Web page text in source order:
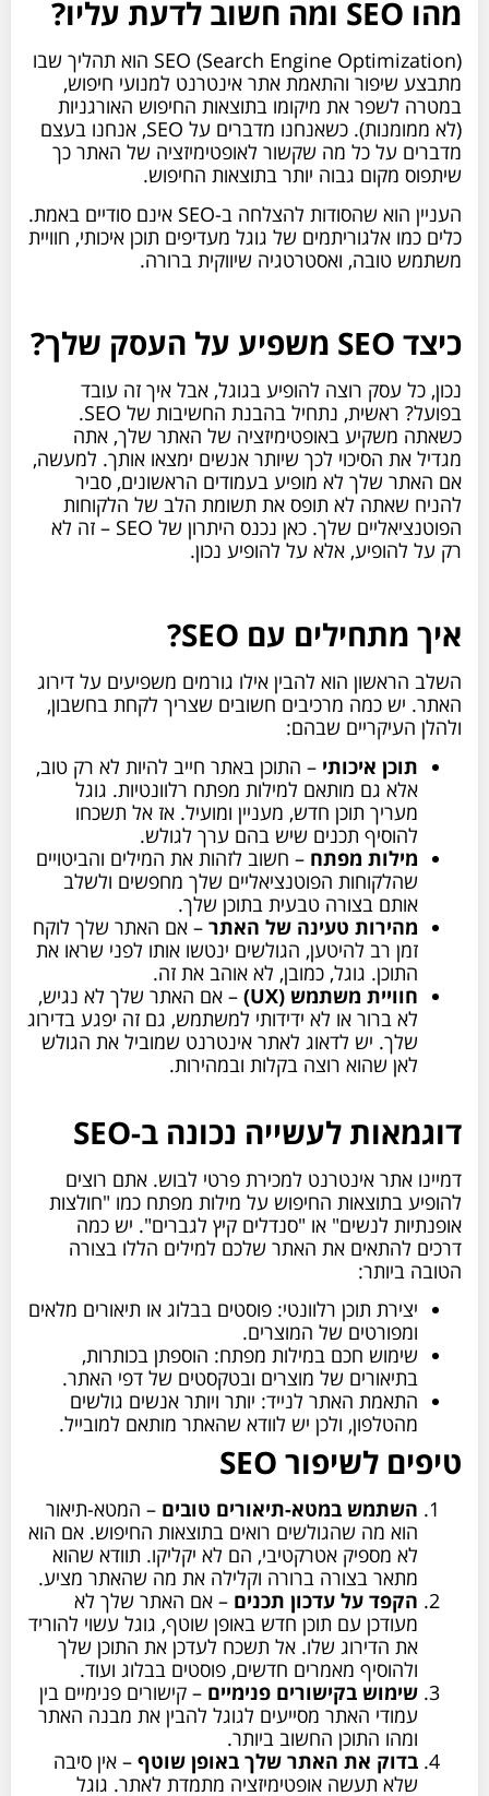
מהו SEO ומה חשוב לדעת עליו?
SEO (Search Engine Optimization) הוא תהליך שבו
מתבצע שיפור והתאמת אתר אינטרנט למנועי חיפוש,
במטרה לשפר את מיקומו בתוצאות החיפוש האורגניות
(לא ממומנות). כשאנחנו מדברים על SEO, אנחנו בעצם
מדברים על כל מה שקשור לאופטימיזציה של האתר כך
שיתפוס מקום גבוה יותר בתוצאות החיפוש.
העניין הוא שהסודות להצלחה ב-SEO אינם סודיים באמת.
כלים כמו אלגוריתמים של גוגל מעדיפים תוכן איכותי, חוויית
משתמש טובה, ואסטרטגיה שיווקית ברורה.
כיצד SEO משפיע על העסק שלך?
נכון, כל עסק רוצה להופיע בגוגל, אבל איך זה עובד
בפועל? ראשית, נתחיל בהבנת החשיבות של SEO.
כשאתה משקיע באופטימיזציה של האתר שלך, אתה
מגדיל את הסיכוי לכך שיותר אנשים ימצאו אותך. למעשה,
אם האתר שלך לא מופיע בעמודים הראשונים, סביר
להניח שאתה לא תופס את תשומת הלב של הלקוחות
הפוטנציאליים שלך. כאן נכנס היתרון של SEO – זה לא
רק על להופיע, אלא על להופיע נכון.
איך מתחילים עם SEO?
השלב הראשון הוא להבין אילו גורמים משפיעים על דירוג
האתר. יש כמה מרכיבים חשובים שצריך לקחת בחשבון,
ולהלן העיקריים שבהם:
תוכן איכותי– התוכן באתר חייב להיות לא רק טוב,
אלא גם מותאם למילות מפתח רלוונטיות. גוגל
מעריך תוכן חדש, מעניין ומועיל. אז אל תשכחו
להוסיף תכנים שיש בהם ערך לגולש.
מילות מפתח– חשוב לזהות את המילים והביטויים
שהלקוחות הפוטנציאליים שלך מחפשים ולשלב
אותם בצורה טבעית בתוכן שלך.
מהירות טעינה של האתר– אם האתר שלך לוקח
זמן רב להיטען, הגולשים ינטשו אותו לפני שראו את
התוכן. גוגל, כמובן, לא אוהב את זה.
חוויית משתמש (UX)
– אם האתר שלך לא נגיש,
לא ברור או לא ידידותי למשתמש, גם זה יפגע בדירוג
שלך. יש לדאוג לאתר אינטרנט שמוביל את הגולש
לאן שהוא רוצה בקלות ובמהירות.
דוגמאות לעשייה נכונה ב-SEO
דמיינו אתר אינטרנט למכירת פרטי לבוש. אתם רוצים
להופיע בתוצאות החיפוש על מילות מפתח כמו "חולצות
אופנתיות לנשים" או "סנדלים קיץ לגברים". יש כמה
דרכים להתאים את האתר שלכם למילים הללו בצורה
הטובה ביותר:
יצירת תוכן רלוונטי: פוסטים בבלוג או תיאורים מלאים
ומפורטים של המוצרים.
שימוש חכם במילות מפתח: הוספתן בכותרות,
בתיאורים של מוצרים ובטקסטים של דפי האתר.
התאמת האתר לנייד: יותר ויותר אנשים גולשים
מהטלפון, ולכן יש לוודא שהאתר מותאם למובייל.
טיפים לשיפור SEO
השתמש במטא-תיאורים טובים– המטא-תיאור
הוא מה שהגולשים רואים בתוצאות החיפוש. אם הוא
לא מספיק אטרקטיבי, הם לא יקליקו. תוודא שהוא
מתאר בצורה ברורה וקלילה את מה שהאתר מציע.
הקפד על עדכון תכנים– אם האתר שלך לא
מעודכן עם תוכן חדש באופן שוטף, גוגל עשוי להוריד
את הדירוג שלו. אל תשכח לעדכן את התוכן שלך
ולהוסיף מאמרים חדשים, פוסטים בבלוג ועוד.
שימוש בקישורים פנימיים– קישורים פנימיים בין
עמודי האתר מסייעים לגוגל להבין את מבנה האתר
ומהו התוכן החשוב ביותר.
בדוק את האתר שלך באופן שוטף– אין סיבה
שלא תעשה אופטימיזציה מתמדת לאתר. גוגל